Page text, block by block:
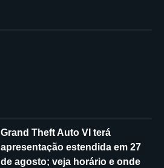
Grand Theft Auto VI terá
apresentação estendida em 27
de agosto; veja horário e onde